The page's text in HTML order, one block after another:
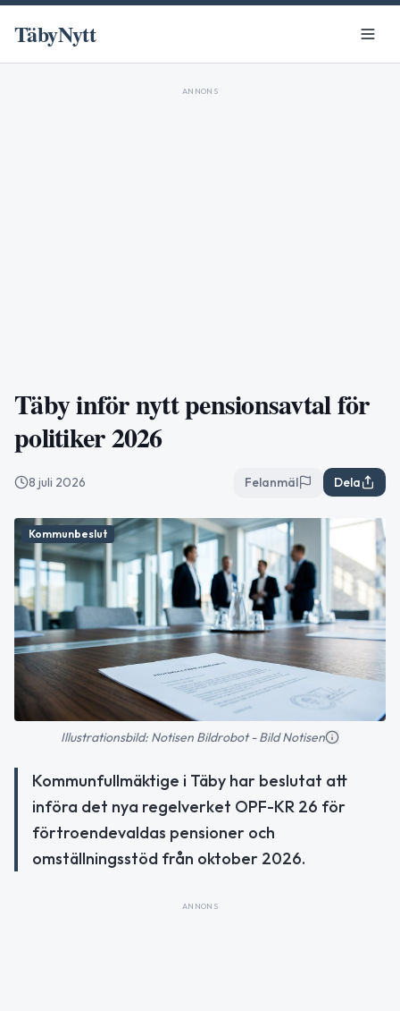
TäbyNytt
ANNONS
Täby inför nytt pensionsavtal för
politiker 2026
8 juli 2026 Felanmäl Dela
Kommunbeslut
Illustrationsbild: Notisen Bildrobot - Bild Notisen
Kommunfullmäktige i Täby har beslutat att
införa det nya regelverket OPF-KR 26 för
förtroendevaldas pensioner och
omställningsstöd från oktober 2026.
ANNONS